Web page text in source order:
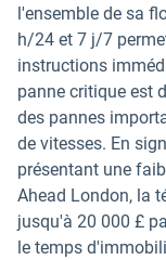
l'ensemble de sa
h/24 et 7 j/7
instructions
panne critique est
des pannes
de vitesses. En
présentant une
Ahead London, la
jusqu'à 20 000 £
le temps